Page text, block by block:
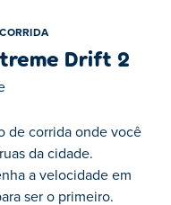
Drift 2
de corrida onde você
da cidade.
a velocidade em
ser o primeiro.